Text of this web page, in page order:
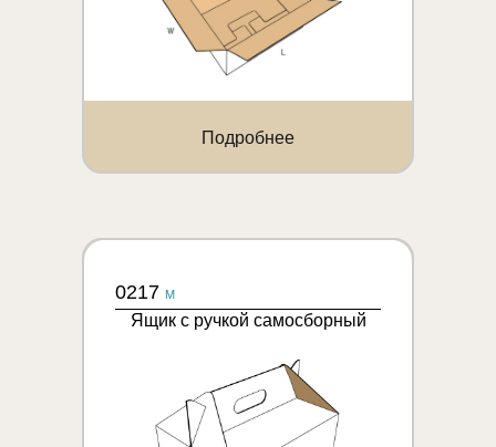
Подробнее
0217 M
Ящик с ручкой самосборный